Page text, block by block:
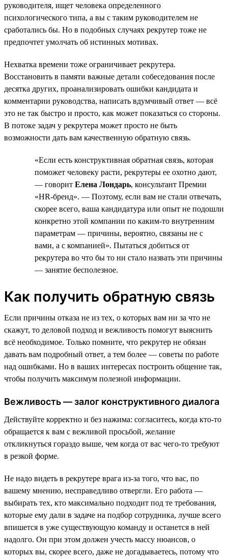
руководителя, ищет человека определенного
психологического типа, а вы с таким руководителем не
сработались бы. Но в подобных случаях рекрутер тоже не
предпочтет умолчать об истинных мотивах.
Нехватка времени тоже ограничивает рекрутера.
Восстановить в памяти важные детали собеседования после
десятка других, проанализировать ошибки кандидата и
комментарии руководства, написать вдумчивый ответ — всё
это не так быстро и просто, как может показаться со стороны.
В потоке задач у рекрутера может просто не быть
возможности дать вам качественную обратную связь.
«Если есть конструктивная обратная связь, которая
поможет человеку расти, рекрутеры ее охотно дают,
— говорит Елена Лондарь, консультант Премии
«HR-бренд». — Поэтому, если вам не стали отвечать,
скорее всего, ваша кандидатура или опыт не подошли
конкретно этой компании по каким-то внутренним
параметрам — причины, вероятно, связаны не с
вами, а с компанией». Пытаться добиться от
рекрутера во что бы то ни стало назвать эти причины
— занятие бесполезное.
Как получить обратную связь
Если причины отказа не из тех, о которых вам ни за что не
скажут, то деловой подход и вежливость помогут выяснить
всё необходимое. Только помните, что рекрутер не обязан
давать вам подробный ответ, а тем более — советы по работе
над ошибками. Но в ваших интересах построить общение так,
чтобы получить максимум полезной информации.
Вежливость — залог конструктивного диалога
Действуйте корректно и без нажима: согласитесь, когда кто-то
обращается к вам с вежливой просьбой, желание
откликнуться гораздо выше, чем когда от вас чего-то требуют
в резкой форме.
Не надо видеть в рекрутере врага из-за того, что вас, по
вашему мнению, несправедливо отвергли. Его работа —
выбирать тех, кто максимально подходит под те требования,
которые ему дали в задаче на подбор сотрудника, лучше всего
впишется в уже существующую команду и останется в ней
надолго. Он при этом должен учесть массу нюансов, о
которых вы, скорее всего, даже не догадываетесь, потому что